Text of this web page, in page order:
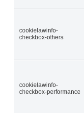
cookielawinfo-
checkbox-others
cookielawinfo-
checkbox-performance